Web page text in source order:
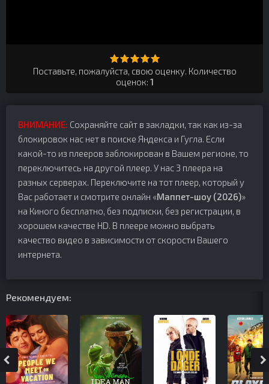
Поставьте, пожалуйста, свою оценку. Количество
оценок: 1
ВНИМАНИЕ: Сохраняйте сайт в закладки, так как из-за
блокировок нас нет в поиске Яндекса и Гугла. Если
какой-то из плееров заблокирован в Вашем регионе, то
переключитесь на другой плеер. У нас 3 плеера на
разных серверах. Переключите на тот плеер, который у
Вас работает и смотрите онлайн «Маппет-шоу (2026)»
на Киного бесплатно, без подписки, без регистрации, в
хорошем качестве HD. В плеере можно выбрать
качество видео в зависимости от скорости Вашего
интернета.
Рекомендуем: